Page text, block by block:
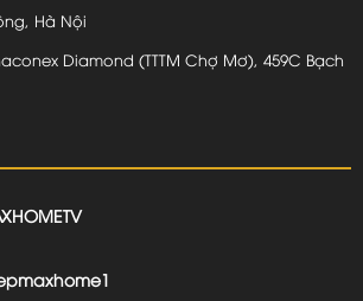
Hà Nội
Diamond (TTTM Chợ Mơ), 459C Bạch